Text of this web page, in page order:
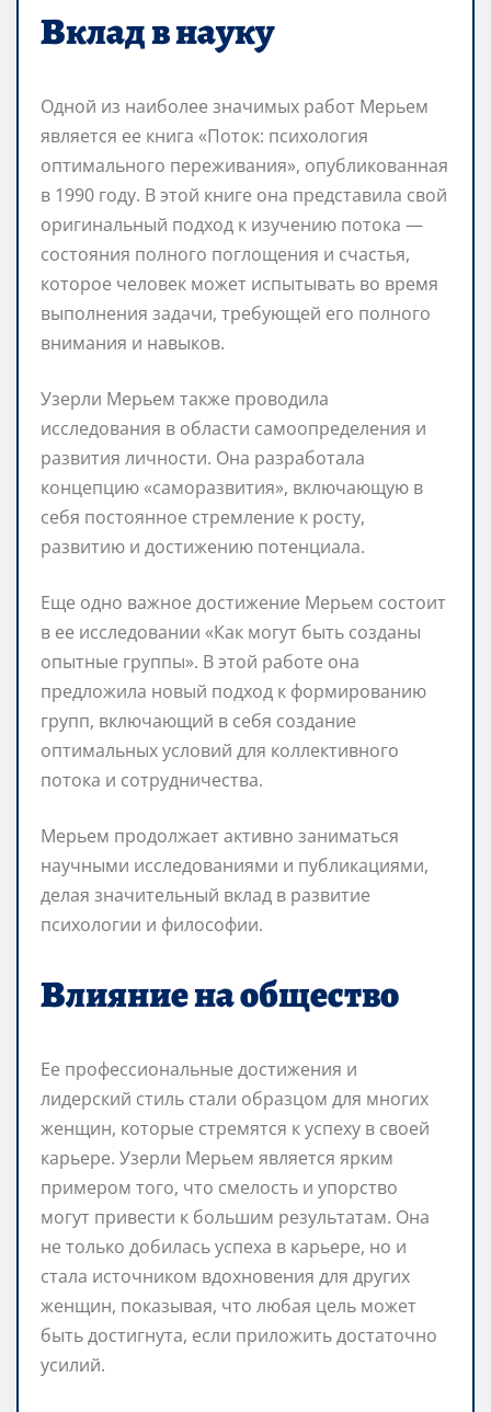
Вклад в науку
Одной из наиболее значимых работ Мерьем
является ее книга «Поток: психология
оптимального переживания», опубликованная
в 1990 году. В этой книге она представила свой
оригинальный подход к изучению потока —
состояния полного поглощения и счастья,
которое человек может испытывать во время
выполнения задачи, требующей его полного
внимания и навыков.
Узерли Мерьем также проводила
исследования в области самоопределения и
развития личности. Она разработала
концепцию «саморазвития», включающую в
себя постоянное стремление к росту,
развитию и достижению потенциала.
Еще одно важное достижение Мерьем состоит
в ее исследовании «Как могут быть созданы
опытные группы». В этой работе она
предложила новый подход к формированию
групп, включающий в себя создание
оптимальных условий для коллективного
потока и сотрудничества.
Мерьем продолжает активно заниматься
научными исследованиями и публикациями,
делая значительный вклад в развитие
психологии и философии.
Влияние на общество
Ее профессиональные достижения и
лидерский стиль стали образцом для многих
женщин, которые стремятся к успеху в своей
карьере. Узерли Мерьем является ярким
примером того, что смелость и упорство
могут привести к большим результатам. Она
не только добилась успеха в карьере, но и
стала источником вдохновения для других
женщин, показывая, что любая цель может
быть достигнута, если приложить достаточно
усилий.